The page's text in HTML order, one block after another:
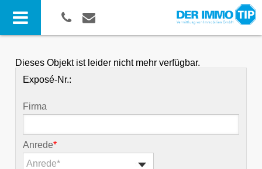
Dieses Objekt ist leider nicht mehr verfügbar.
Exposé-Nr.:
Firma
Anrede*
Anrede*